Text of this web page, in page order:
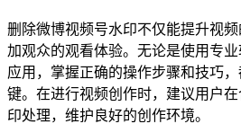
删除微博视频号水印不仅能提升视
加观众的观看体验。无论是使用专
应用，掌握正确的操作步骤和技巧
键。在进行视频创作时，建议用户
印处理，维护良好的创作环境。